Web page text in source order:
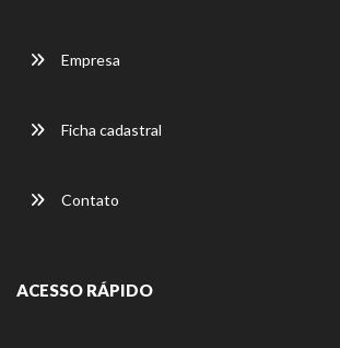
Empresa
Ficha cadastral
Contato
ACESSO RÁPIDO